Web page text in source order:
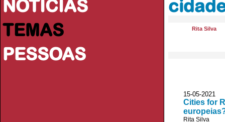
NOTÍCIAS
TEMAS
PESSOAS
Rita Silva
15-05-
Cities for
Rita Silva